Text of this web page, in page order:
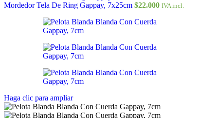
Mordedor Tela De Ring Gappay, 7x25cm $22.000 IVA incl.
Haga clic para ampliar